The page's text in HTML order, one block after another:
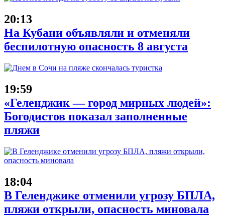
20:13
На Кубани объявляли и отменяли
беспилотную опасность 8 августа
19:59
«Геленджик — город мирных людей»:
Богодистов показал заполненные
пляжи
18:04
В Геленджике отменили угрозу БПЛА,
пляжи открыли, опасность миновала